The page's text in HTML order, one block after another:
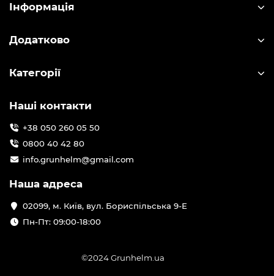
Інформація
Додатково
Категорії
Наші контакти
+38 050 260 05 50
0800 40 42 80
info.grunhelm@gmail.com
Наша адреса
02099, м. Київ, вул. Бориспільська 9-Е
Пн-Пт: 09:00-18:00
©2024 Grunhelm.ua